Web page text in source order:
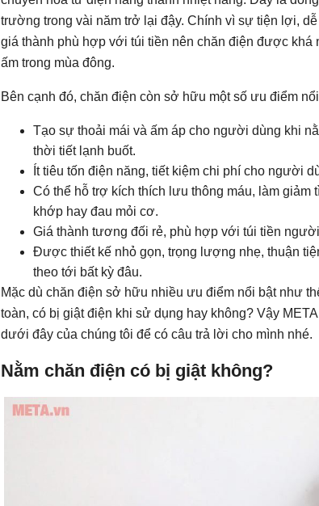
trường trong vài năm trở lại đậy. Chính vì sự tiện lợi,
giá thành phù hợp với túi tiền nên chăn điện được
ấm trong mùa đông.
Bên cạnh đó, chăn điện còn sở hữu một số ưu điểm
Tạo sự thoải mái và ấm áp cho người dùng khi
thời tiết lạnh buốt.
Ít tiêu tốn điện năng, tiết kiệm chi phí cho người
Có thể hỗ trợ kích thích lưu thông máu, làm giảm
khớp hay đau mỏi cơ.
Giá thành tương đối rẻ, phù hợp với túi tiền
Được thiết kế nhỏ gọn, trọng lượng nhẹ, thuận
theo tới bất kỳ đâu.
Mặc dù chăn điện sở hữu nhiều ưu điểm nổi bật như
toàn, có bị giật điện khi sử dụng hay không? Vậy
dưới đây của chúng tôi để có câu trả lời cho mình nhé.
Nằm chăn điện có bị giật không?